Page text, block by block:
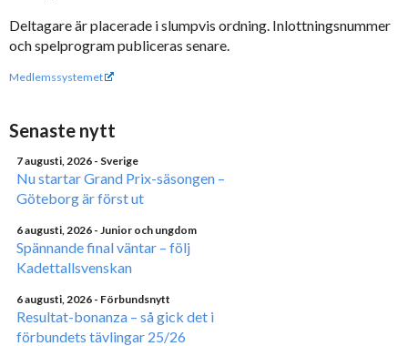
Deltagare är placerade i slumpvis ordning. Inlottningsnummer
och spelprogram publiceras senare.
Medlemssystemet
Senaste nytt
7 augusti, 2026 - Sverige
Nu startar Grand Prix-säsongen –
Göteborg är först ut
6 augusti, 2026 - Junior och ungdom
Spännande final väntar – följ
Kadettallsvenskan
6 augusti, 2026 - Förbundsnytt
Resultat-bonanza – så gick det i
förbundets tävlingar 25/26